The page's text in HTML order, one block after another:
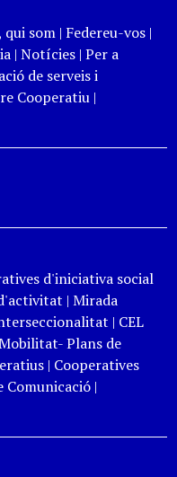
som| Federeu-vos|
| Notícies | Per a
de serveis i
Cooperatiu|
d'iniciativa social
| Mirada
| CEL
Plans de
| Cooperatives
Comunicació|